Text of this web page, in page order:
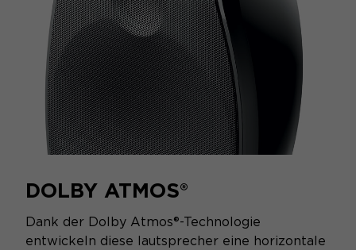
DOLBY ATMOS®
Dank der Dolby Atmos®-Technologie
entwickeln diese lautsprecher eine horizontale